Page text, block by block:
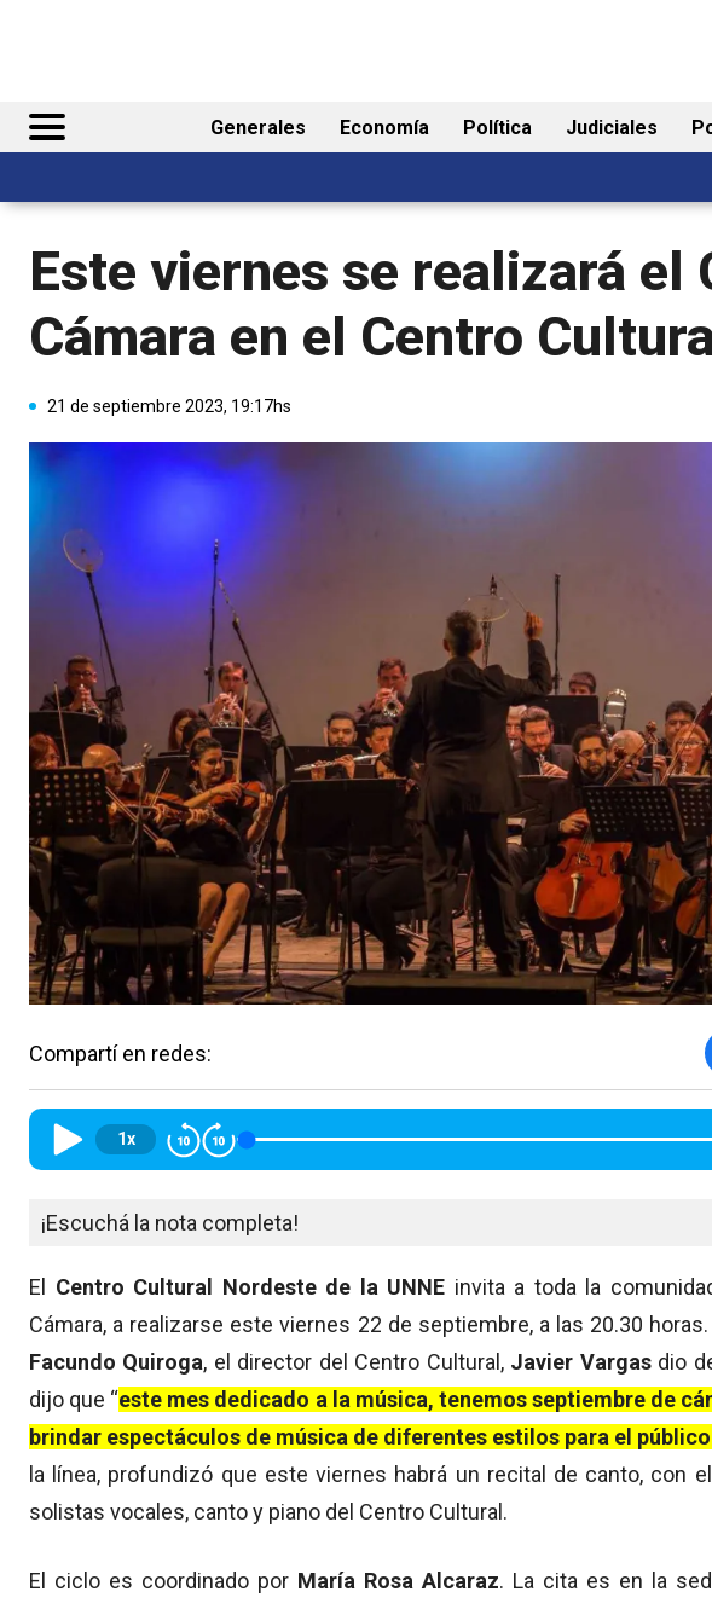
Generales Economía Política Judiciales
Este viernes se realizará el
Cámara en el Centro
21 de septiembre 2023, 19:17hs
Compartí en redes:
1x
¡Escuchá la nota completa!
El Centro Cultural Nordeste de la UNNE invita a toda la
Cámara, a realizarse este viernes 22 de septiembre, a las 20.30
Facundo Quiroga, el director del Centro Cultural, Javier Vargasdio
dijo que “este mes dedicado a la música, tenemos septiembre de
brindar espectáculos de música de diferentes estilos para el
la línea, profundizó que este viernes habrá un recital de canto, con
solistas vocales, canto y piano del Centro Cultural.
El ciclo es coordinado por María Rosa Alcaraz. La cita es en la